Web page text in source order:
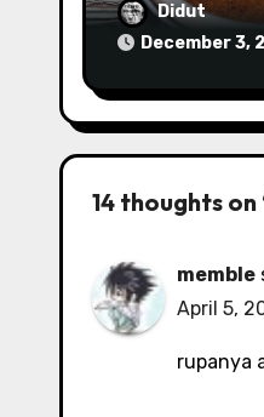
Didut
December 3,
14 thoughts
memble
April 5,
rupanya